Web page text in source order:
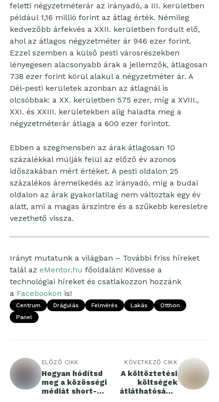
feletti négyzetméterár az irányadó, a III. kerületben
például 1,16 millió forint az átlag érték. Némileg
kedvezőbb árfekvés a XXII. kerületben fordult elő,
ahol az átlagos négyzetméter ár 946 ezer forint.
Ezzel szemben a külső pesti városrészekben
lényegesen alacsonyabb árak a jellemzők, átlagosan
738 ezer forint körül alakul a négyzetméter ár. A
Dél-pesti kerületek azonban az átlagnál is
olcsóbbak: a XX. kerületben 575 ezer, míg a XVIII.,
XXI. és XXIII. kerületekben alig haladta meg a
négyzetméterár átlaga a 600 ezer forintot.
Ebben a szegmensben az árak átlagosan 10
százalékkal múlják felül az előző év azonos
időszakában mért értéket. A pesti oldalon 25
százalékos áremelkedés az irányadó, míg a budai
oldalon az árak gyakorlatilag nem változtak egy év
alatt, ami a magas árszintre és a szűkebb keresletre
vezethető vissza.
Irányt mutatunk a világban – További friss híreket
talál az eMentor.hu főoldalán! Kövesse a
technológiai híreket és csatlakozzon hozzánk
a Facebookon is!
Centrum Drágulás Felmérés Lakás
Otthon
Panel
ELŐZŐ CIKK
Hogyan hódítsd
meg a közösségi
médiát short-
KÖVETKEZŐ CIKK
A költöztetési
költségek
átláthatósága: